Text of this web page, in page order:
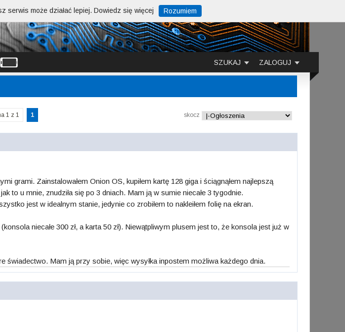
ZALOGUJ
SZUKAJ
1 z 1 1 skocz
grami. Zainstalowałem Onion OS, kupiłem kartę 128 giga i ściągnąłem najlepszą
to u mnie, znudziła się po 3 dniach. Mam ją w sumie niecałe 3 tygodnie.
jest w idealnym stanie, jedynie co zrobiłem to nakleiłem folię na ekran.
niecałe 300 zł, a karta 50 zł). Niewątpliwym plusem jest to, że konsola jest już w
świadectwo. Mam ją przy sobie, więc wysyłka inpostem możliwa każdego dnia.
serwis może działać lepiej. Dowiedz się więcej Rozumiem